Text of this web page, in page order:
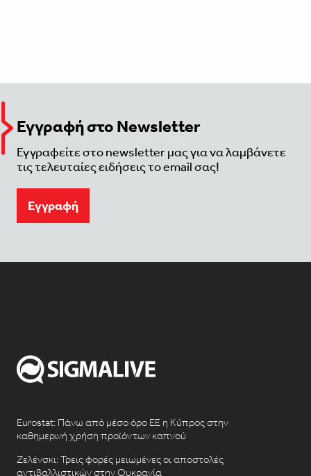
Εγγραφή στο Newsletter
Εγγραφείτε στο newsletter μας για να λαμβάνετε
τις τελευταίες ειδήσεις το email σας!
Eγγραφή
Eurostat: Πάνω από μέσο όρο ΕΕ η Κύπρος στην
καθημερινή χρήση προϊόντων καπνού
Ζελένσκι: Τρεις φορές μειωμένες οι αποστολές
αντιβαλλιστικών στην Ουκρανία